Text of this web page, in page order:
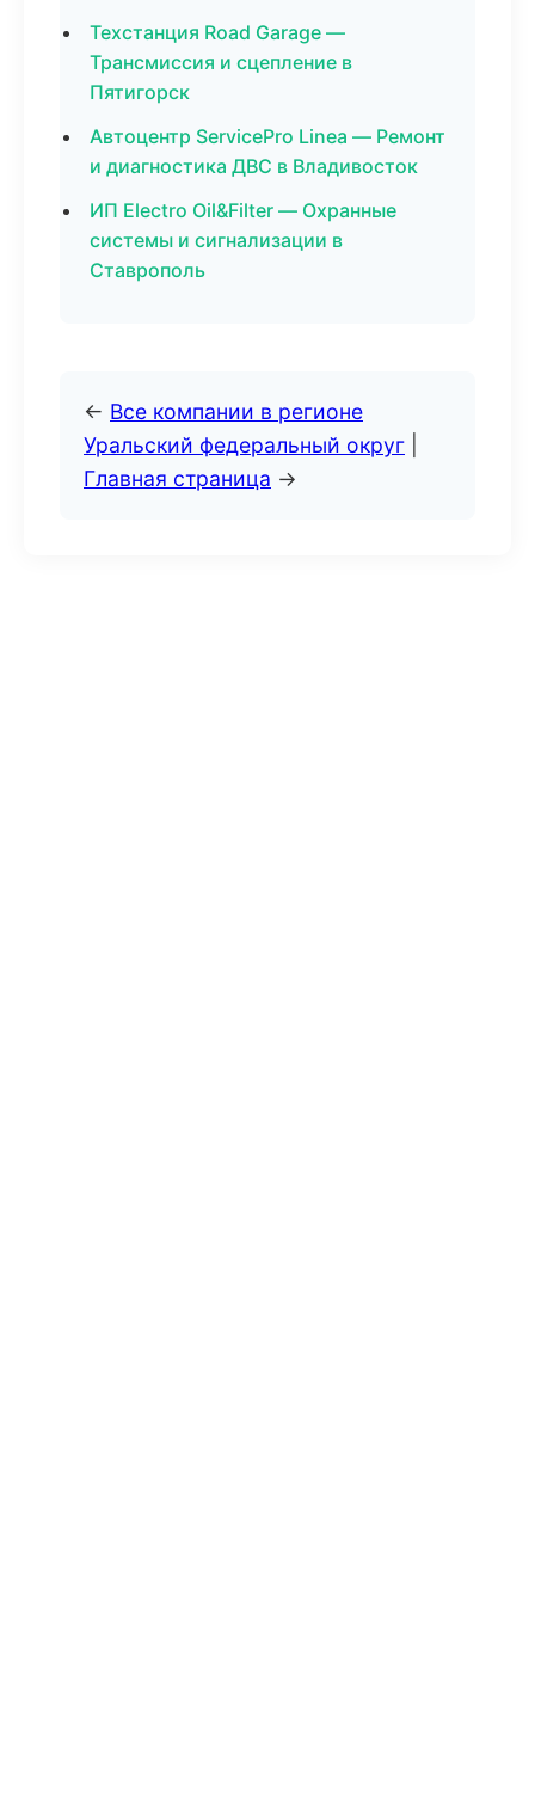
Техстанция Road Garage —
Трансмиссия и сцепление в
Пятигорск
Автоцентр ServicePro Linea — Ремонт
и диагностика ДВС в Владивосток
ИП Electro Oil&Filter — Охранные
системы и сигнализации в
Ставрополь
← Все компании в регионе
Уральский федеральный округ
Главная страница →